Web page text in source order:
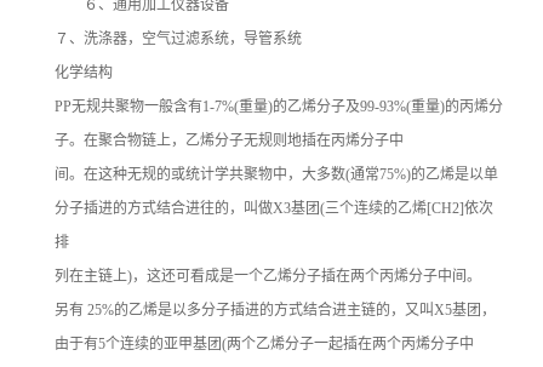
６、通用加工仪器设备
７、洗涤器，空气过滤系统，导管系统
化学结构
PP无规共聚物一般含有1-7%(重量)的乙烯分子及99-93%(重量)的丙烯分
子。在聚合物链上，乙烯分子无规则地插在丙烯分子中
间。在这种无规的或统计学共聚物中，大多数(通常75%)的乙烯是以单
分子插进的方式结合进往的，叫做X3基团(三个连续的乙烯[CH2]依次
排
列在主链上)，这还可看成是一个乙烯分子插在两个丙烯分子中间。
另有 25%的乙烯是以多分子插进的方式结合进主链的，又叫X5基团，
由于有5个连续的亚甲基团(两个乙烯分子一起插在两个丙烯分子中